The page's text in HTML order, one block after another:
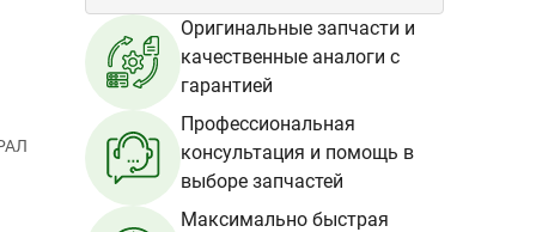
Оригинальные запчасти и
качественные аналоги с
гарантией
Профессиональная
консультация и помощь в
выборе запчастей
Максимально быстрая